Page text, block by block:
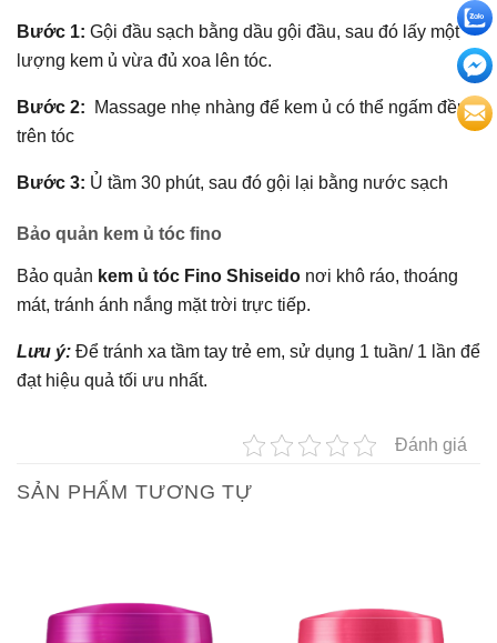
Bước 1: Gội đầu sạch bằng dầu gội đầu, sau đó lấy một
lượng kem ủ vừa đủ xoa lên tóc.
Bước 2: Massage nhẹ nhàng để kem ủ có thể ngấm đều
trên tóc
Bước 3: Ủ tầm 30 phút, sau đó gội lại bằng nước sạch
Bảo quản kem ủ tóc fino
Bảo quản kem ủ tóc Fino Shiseido nơi khô ráo, thoáng
mát, tránh ánh nắng mặt trời trực tiếp.
Lưu ý: Để tránh xa tầm tay trẻ em, sử dụng 1 tuần/ 1 lần để
đạt hiệu quả tối ưu nhất.
Đánh giá
SẢN PHẨM TƯƠNG TỰ